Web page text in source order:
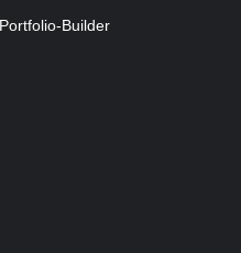
Portfolio-Builder